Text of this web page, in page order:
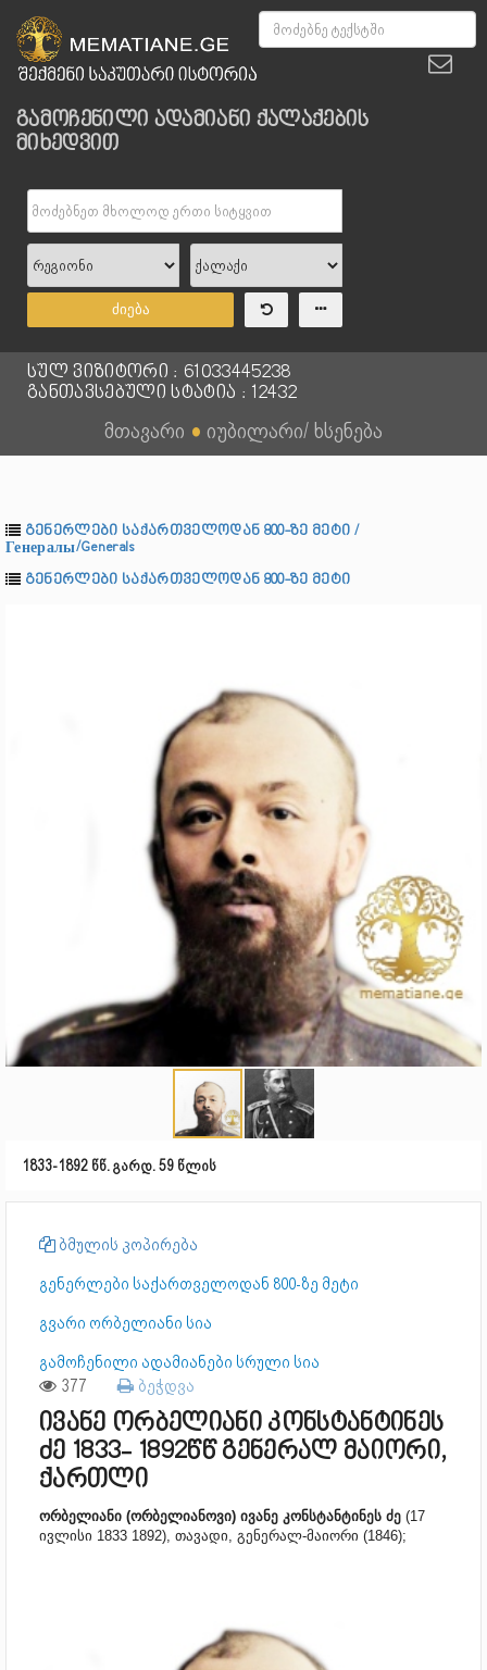
გამოჩენილი ადამიანი ქალაქების
მიხედვით
ძიება
სულ ვიზიტორი : 61033445238
განთავსებული სტატია : 12432
მთავარი ● იუბილარი/ ხსენება
გენერლები საქართველოდან 800-ზე მეტი /
Генералы/Generals
გენერლები საქართველოდან 800-ზე მეტი
1833-1892 წწ. გარდ. 59 წლის
ბმულის კოპირება
გენერლები საქართველოდან 800-ზე მეტი
გვარი ორბელიანი სია
გამოჩენილი ადამიანები სრული სია
377 ბეჭდვა
ივანე ორბელიანი კონსტანტინეს
ძე 1833- 1892წწ გენერალ მაიორი,
ქართლი
ორბელიანი (ორბელიანოვი) ივანე კონსტანტინეს ძე (17
ივლისი 1833 1892), თავადი, გენერალ-მაიორი (1846);